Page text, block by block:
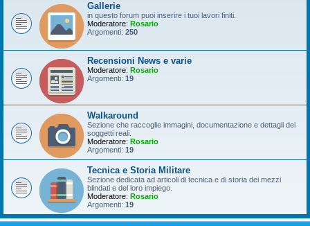
Gallerie
in questo forum puoi inserire i tuoi lavori finiti.
Moderatore: Rosario
Argomenti: 250
Recensioni News e varie
Moderatore: Rosario
Argomenti: 19
Walkaround
Sezione che raccoglie immagini, documentazione e dettagli dei
soggetti reali.
Moderatore: Rosario
Argomenti: 19
Tecnica e Storia Militare
Sezione dedicata ad articoli di tecnica e di storia dei mezzi
blindati e del loro impiego.
Moderatore: Rosario
Argomenti: 19